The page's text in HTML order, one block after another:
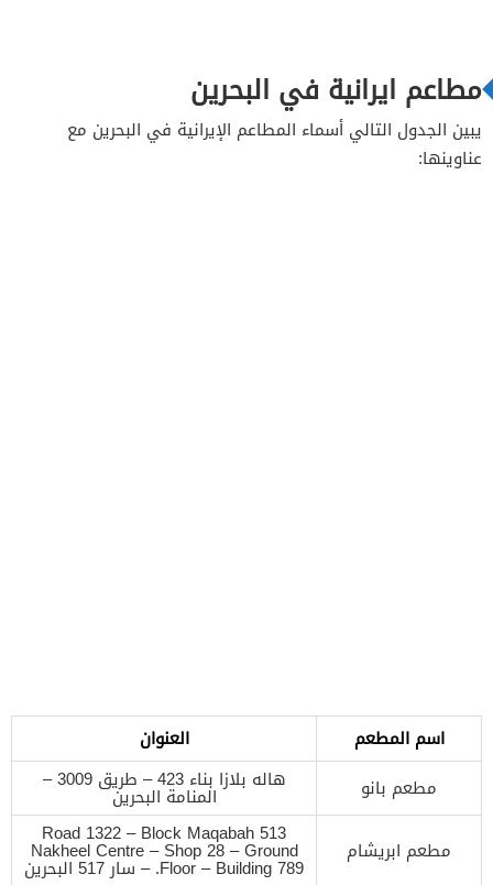
مطاعم ايرانية في البحرين
يبين الجدول التالي أسماء المطاعم الإيرانية في البحرين مع
عناوينها:
اسم المطعم
العنوان
مطعم بانو
‪هاله بلازا‬ بناء 423 – طريق 3009 –
المنامة البحرين
مطعم ابريشام
‪Road 1322 – Block Maqabah 513‬
Nakheel Centre – Shop 28 – Ground
Floor – Building 789. – سار 517 البحرين